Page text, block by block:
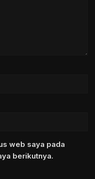
web saya pada
berikutnya.